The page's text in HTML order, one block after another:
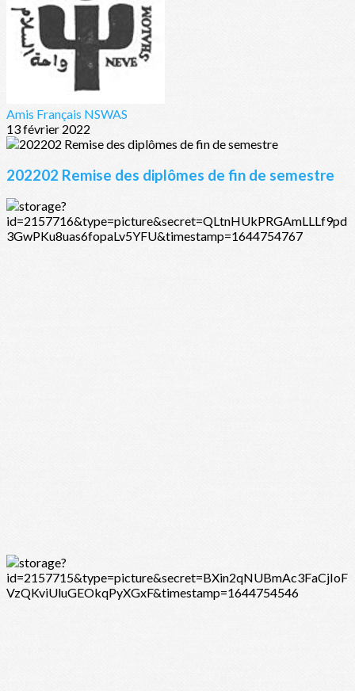
Amis Français NSWAS
13 février 2022
202202 Remise des diplômes de fin de semestre